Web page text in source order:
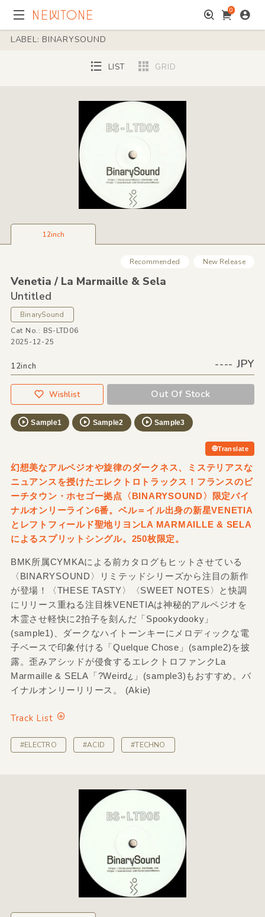
0
LABEL: BINARYSOUND
LIST GRID
12inch
Recommended New Release
Venetia /La Marmaille &Sela
Untitled
BinarySound
Cat No.: BS-LTD06
2025-12-25
12inch ---- JPY
Wishlist Out Of Stock
Sample1 Sample2 Sample3
Translate
幻想美なアルペジオや旋律のダークネス、ミステリアスな
ニュアンスを授けたエレクトロトラックス！フランスのビ
ーチタウン・ホセゴー拠点〈BINARYSOUND〉限定バイ
ナルオンリーライン6番。ベル＝イル出身の新星VENETIA
とレフトフィールド聖地リヨンLA MARMAILLE & SELA
によるスプリットシングル。250枚限定。
BMK所属CYMKAによる前カタログもヒットさせている
〈BINARYSOUND〉リミテッドシリーズから注目の新作
が登場！〈THESE TASTY〉〈SWEET NOTES〉と快調
にリリース重ねる注目株VENETIAは神秘的アルペジオを
木霊させ軽快に2拍子を刻んだ「Spookydooky」
(sample1)、ダークなハイトーンキーにメロディックな電
子ベースで印象付ける「Quelque Chose」(sample2)を披
露。歪みアシッドが侵食するエレクトロファンクLa
Marmaille & SELA「?Weird¿」(sample3)もおすすめ。バ
イナルオンリーリリース。 (Akie)
Track List
#ELECTRO #ACID #TECHNO